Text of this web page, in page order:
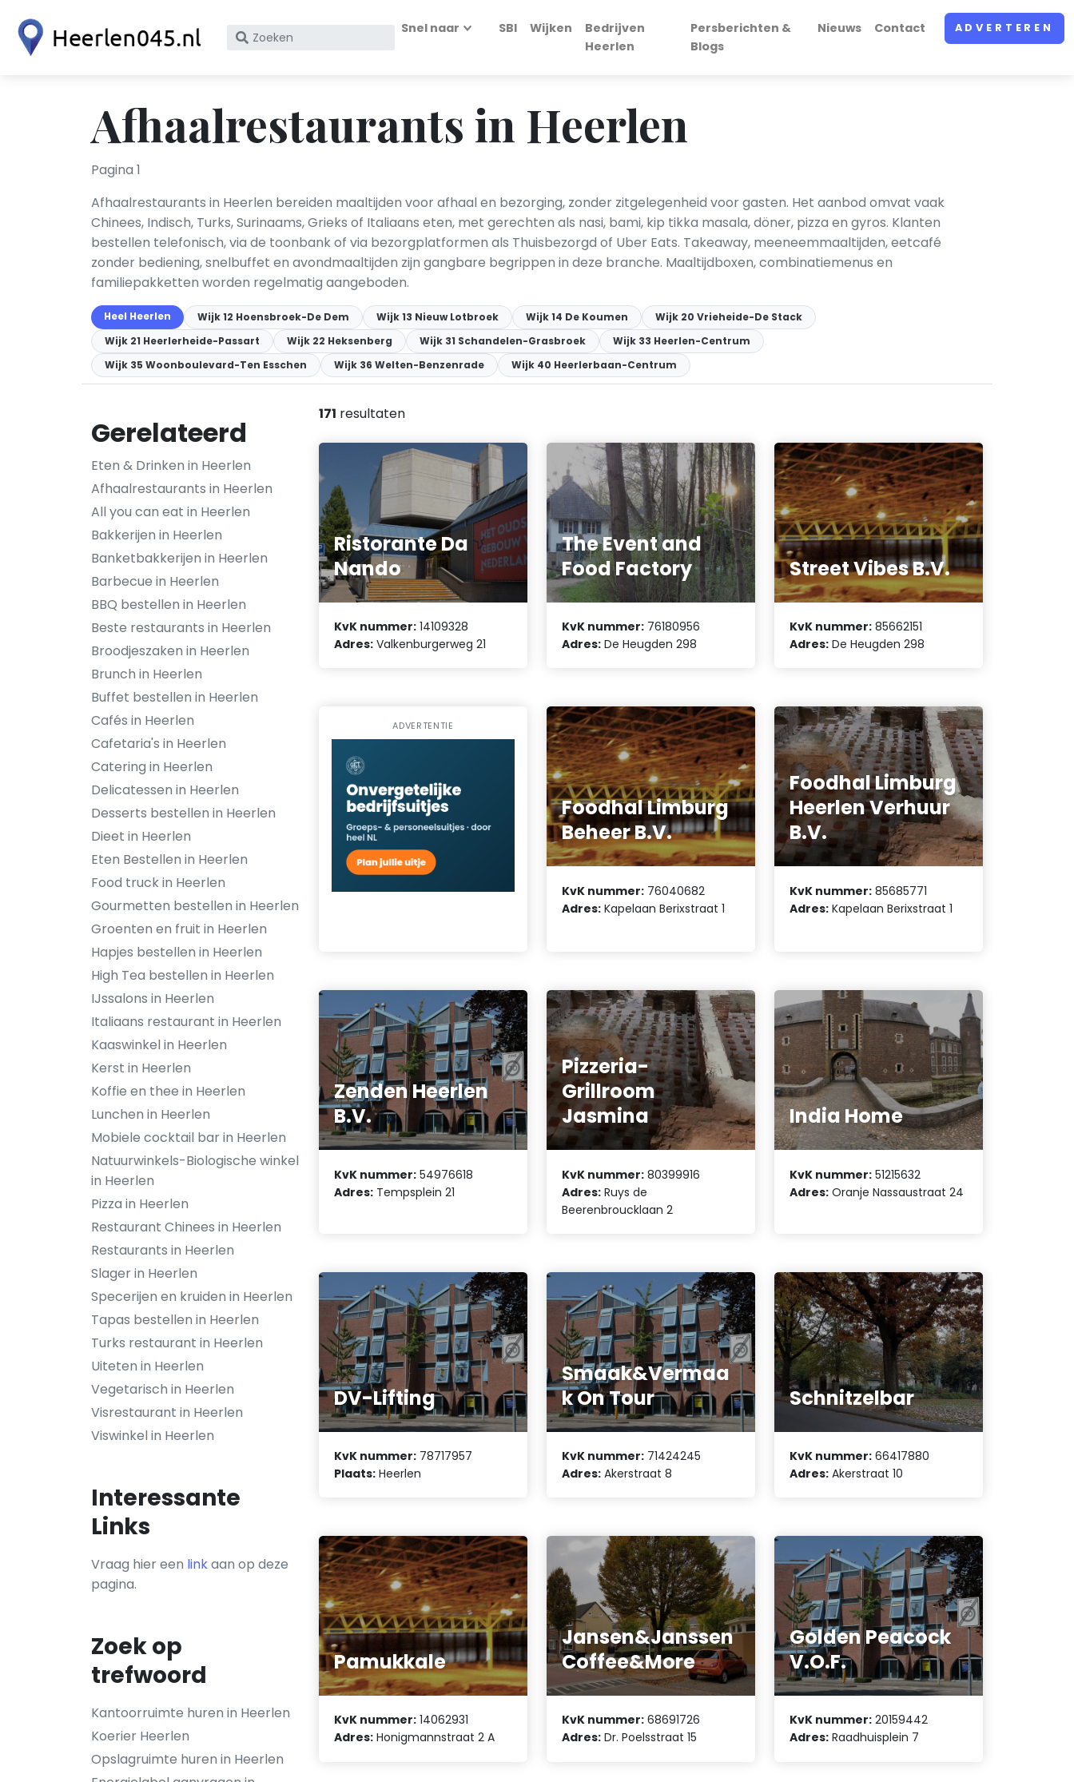
Zoek
KvK
nummer
Snel naar SBI Wijken
Bedrijven
Heerlen
Persberichten &
Blogs
Nieuws Contact ADVERTEREN
Afhaalrestaurants in Heerlen
Pagina 1
Afhaalrestaurants in Heerlen bereiden maaltijden voor afhaal en bezorging, zonder zitgelegenheid voor gasten. Het aanbod omvat vaak
Chinees, Indisch, Turks, Surinaams, Grieks of Italiaans eten, met gerechten als nasi, bami, kip tikka masala, döner, pizza en gyros. Klanten
bestellen telefonisch, via de toonbank of via bezorgplatformen als Thuisbezorgd of Uber Eats. Takeaway, meeneem­maaltijden, eetcafé
zonder bediening, snelbuffet en avondmaaltijden zijn gangbare begrippen in deze branche. Maaltijdboxen, combinatiemenus en
familiepakketten worden regelmatig aangeboden.
Heel Heerlen Wijk 12 Hoensbroek-De Dem Wijk 13 Nieuw Lotbroek Wijk 14 De Koumen
Wijk 20 Vrieheide-De Stack
Wijk 21 Heerlerheide-Passart
Wijk 22 Heksenberg Wijk 31 Schandelen-Grasbroek
Wijk 33 Heerlen-Centrum
Wijk 35 Woonboulevard-Ten Esschen
Wijk 36 Welten-Benzenrade Wijk 40 Heerlerbaan-Centrum
Gerelateerd
Eten & Drinken in Heerlen
Afhaalrestaurants in Heerlen
All you can eat in Heerlen
Bakkerijen in Heerlen
Banketbakkerijen in Heerlen
Barbecue in Heerlen
BBQ bestellen in Heerlen
Beste restaurants in Heerlen
Broodjeszaken in Heerlen
Brunch in Heerlen
Buffet bestellen in Heerlen
Cafés in Heerlen
Cafetaria's in Heerlen
Catering in Heerlen
Delicatessen in Heerlen
Desserts bestellen in Heerlen
Dieet in Heerlen
Eten Bestellen in Heerlen
Food truck in Heerlen
Gourmetten bestellen in Heerlen
Groenten en fruit in Heerlen
Hapjes bestellen in Heerlen
High Tea bestellen in Heerlen
IJssalons in Heerlen
Italiaans restaurant in Heerlen
Kaaswinkel in Heerlen
Kerst in Heerlen
Koffie en thee in Heerlen
Lunchen in Heerlen
Mobiele cocktail bar in Heerlen
Natuurwinkels-Biologische winkel
in Heerlen
Pizza in Heerlen
Restaurant Chinees in Heerlen
Restaurants in Heerlen
Slager in Heerlen
Specerijen en kruiden in Heerlen
Tapas bestellen in Heerlen
Turks restaurant in Heerlen
Uiteten in Heerlen
Vegetarisch in Heerlen
Visrestaurant in Heerlen
Viswinkel in Heerlen
Interessante
Links
Vraag hier een linkaan op deze
pagina.
Zoek op
trefwoord
Kantoorruimte huren in Heerlen
Koerier Heerlen
Opslagruimte huren in Heerlen
171 resultaten
Ristorante Da
Nando
KvK nummer: 14109328
Adres: Valkenburgerweg 21
The Event and
Food Factory
KvK nummer: 76180956
Adres: De Heugden 298
Street Vibes B.V.
KvK nummer: 85662151
Adres: De Heugden 298
ADVERTENTIE
Foodhal Limburg
Beheer B.V.
KvK nummer: 76040682
Adres: Kapelaan Berixstraat 1
Foodhal Limburg
Heerlen Verhuur
B.V.
KvK nummer: 85685771
Adres: Kapelaan Berixstraat 1
Zenden Heerlen
B.V.
KvK nummer: 54976618
Adres: Tempsplein 21
Pizzeria-
Grillroom
Jasmina
KvK nummer: 80399916
Adres: Ruys de
Beerenbroucklaan 2
India Home
KvK nummer: 51215632
Adres: Oranje Nassaustraat 24
DV-Lifting
KvK nummer: 78717957
Plaats: Heerlen
Smaak&Vermaa
k On Tour
KvK nummer: 71424245
Adres: Akerstraat 8
Schnitzelbar
KvK nummer: 66417880
Adres: Akerstraat 10
Pamukkale
KvK nummer: 14062931
Adres: Honigmannstraat 2 A
Jansen&Janssen
Coffee&More
KvK nummer: 68691726
Adres: Dr. Poelsstraat 15
Golden Peacock
V.O.F.
KvK nummer: 20159442
Adres: Raadhuisplein 7